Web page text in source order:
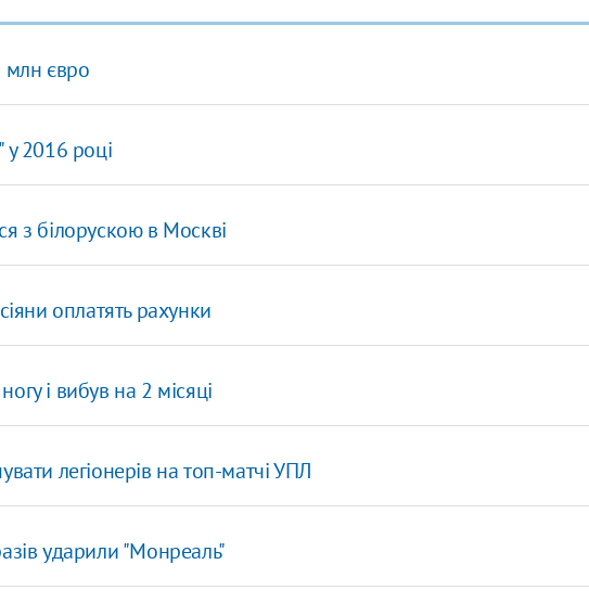
млн євро
2016 році
з білорускою в Москві
оплатять рахунки
і вибув на 2 місяці
легіонерів на топ-матчі УПЛ
ударили "Монреаль"